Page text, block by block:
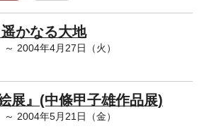
かなる大地
2004年4月27日（火）
展』(中條甲子雄作品展)
2004年5月21日（金）